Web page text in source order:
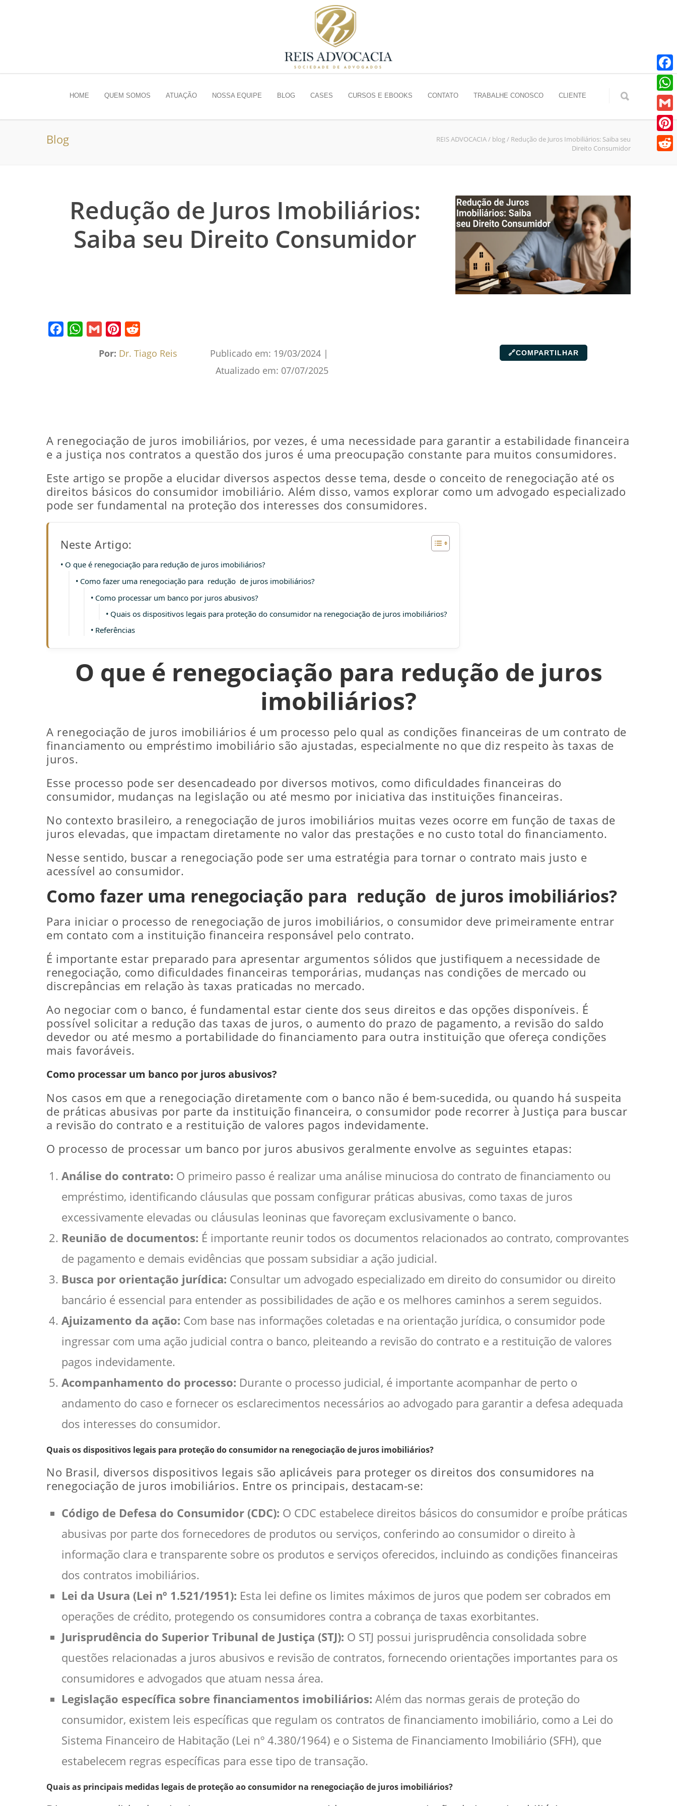
HOME QUEM SOMOS ATUAÇÃO NOSSA EQUIPE BLOG CASES CURSOS E EBOOKS CONTATO TRABALHE CONOSCO CLIENTE
Blog REIS ADVOCACIA/ blog/ Redução de Juros Imobiliários: Saiba seu
Direito Consumidor
Redução de Juros Imobiliários:
Saiba seu Direito Consumidor
Por: Dr. Tiago Reis Publicado em: 19/03/2024 |
Atualizado em: 07/07/2025
🔗COMPARTILHAR
A renegociação de juros imobiliários, por vezes, é uma necessidade para garantir a estabilidade financeira
e a justiça nos contratos a questão dos juros é uma preocupação constante para muitos consumidores.
Este artigo se propõe a elucidar diversos aspectos desse tema, desde o conceito de renegociação até os
direitos básicos do consumidor imobiliário. Além disso, vamos explorar como um advogado especializado
pode ser fundamental na proteção dos interesses dos consumidores.
Neste Artigo:
O que é renegociação para redução de juros imobiliários?
Como fazer uma renegociação para redução de juros imobiliários?
Como processar um banco por juros abusivos?
Quais os dispositivos legais para proteção do consumidor na renegociação de juros imobiliários?
Referências
O que é renegociação para redução de juros
imobiliários?
A renegociação de juros imobiliários é um processo pelo qual as condições financeiras de um contrato de
financiamento ou empréstimo imobiliário são ajustadas, especialmente no que diz respeito às taxas de
juros.
Esse processo pode ser desencadeado por diversos motivos, como dificuldades financeiras do
consumidor, mudanças na legislação ou até mesmo por iniciativa das instituições financeiras.
No contexto brasileiro, a renegociação de juros imobiliários muitas vezes ocorre em função de taxas de
juros elevadas, que impactam diretamente no valor das prestações e no custo total do financiamento.
Nesse sentido, buscar a renegociação pode ser uma estratégia para tornar o contrato mais justo e
acessível ao consumidor.
Como fazer uma renegociação para redução de juros imobiliários?
Para iniciar o processo de renegociação de juros imobiliários, o consumidor deve primeiramente entrar
em contato com a instituição financeira responsável pelo contrato.
É importante estar preparado para apresentar argumentos sólidos que justifiquem a necessidade de
renegociação, como dificuldades financeiras temporárias, mudanças nas condições de mercado ou
discrepâncias em relação às taxas praticadas no mercado.
Ao negociar com o banco, é fundamental estar ciente dos seus direitos e das opções disponíveis. É
possível solicitar a redução das taxas de juros, o aumento do prazo de pagamento, a revisão do saldo
devedor ou até mesmo a portabilidade do financiamento para outra instituição que ofereça condições
mais favoráveis.
Como processar um banco por juros abusivos?
Nos casos em que a renegociação diretamente com o banco não é bem-sucedida, ou quando há suspeita
de práticas abusivas por parte da instituição financeira, o consumidor pode recorrer à Justiça para buscar
a revisão do contrato e a restituição de valores pagos indevidamente.
O processo de processar um banco por juros abusivos geralmente envolve as seguintes etapas:
Análise do contrato: O primeiro passo é realizar uma análise minuciosa do contrato de financiamento ou
empréstimo, identificando cláusulas que possam configurar práticas abusivas, como taxas de juros
excessivamente elevadas ou cláusulas leoninas que favoreçam exclusivamente o banco.
Reunião de documentos: É importante reunir todos os documentos relacionados ao contrato, comprovantes
de pagamento e demais evidências que possam subsidiar a ação judicial.
Busca por orientação jurídica: Consultar um advogado especializado em direito do consumidor ou direito
bancário é essencial para entender as possibilidades de ação e os melhores caminhos a serem seguidos.
Ajuizamento da ação: Com base nas informações coletadas e na orientação jurídica, o consumidor pode
ingressar com uma ação judicial contra o banco, pleiteando a revisão do contrato e a restituição de valores
pagos indevidamente.
Acompanhamento do processo: Durante o processo judicial, é importante acompanhar de perto o
andamento do caso e fornecer os esclarecimentos necessários ao advogado para garantir a defesa adequada
dos interesses do consumidor.
Quais os dispositivos legais para proteção do consumidor na renegociação de juros imobiliários?
No Brasil, diversos dispositivos legais são aplicáveis para proteger os direitos dos consumidores na
renegociação de juros imobiliários. Entre os principais, destacam-se:
Código de Defesa do Consumidor (CDC): O CDC estabelece direitos básicos do consumidor e proíbe práticas
abusivas por parte dos fornecedores de produtos ou serviços, conferindo ao consumidor o direito à
informação clara e transparente sobre os produtos e serviços oferecidos, incluindo as condições financeiras
dos contratos imobiliários.
Lei da Usura (Lei nº 1.521/1951): Esta lei define os limites máximos de juros que podem ser cobrados em
operações de crédito, protegendo os consumidores contra a cobrança de taxas exorbitantes.
Jurisprudência do Superior Tribunal de Justiça (STJ): O STJ possui jurisprudência consolidada sobre
questões relacionadas a juros abusivos e revisão de contratos, fornecendo orientações importantes para os
consumidores e advogados que atuam nessa área.
Legislação específica sobre financiamentos imobiliários: Além das normas gerais de proteção do
consumidor, existem leis específicas que regulam os contratos de financiamento imobiliário, como a Lei do
Sistema Financeiro de Habitação (Lei nº 4.380/1964) e o Sistema de Financiamento Imobiliário (SFH), que
estabelecem regras específicas para esse tipo de transação.
Quais as principais medidas legais de proteção ao consumidor na renegociação de juros imobiliários?
Gmail